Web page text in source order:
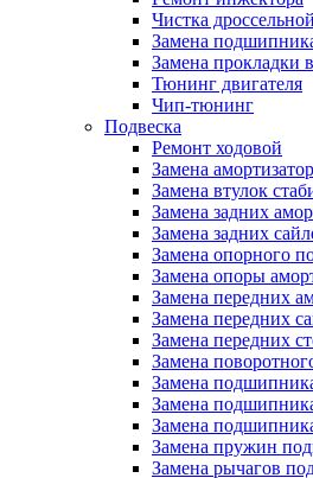
Чистка
Замена
Замена прокладки
Тюнинг двигателя
Чип-тюнинг
Подвеска
Ремонт ходовой
Замена
Замена втулок
Замена задних
Замена задних
Замена опорного
Замена опоры
Замена передних
Замена передних
Замена передних
Замена
Замена
Замена
Замена
Замена пружин
Замена рычагов